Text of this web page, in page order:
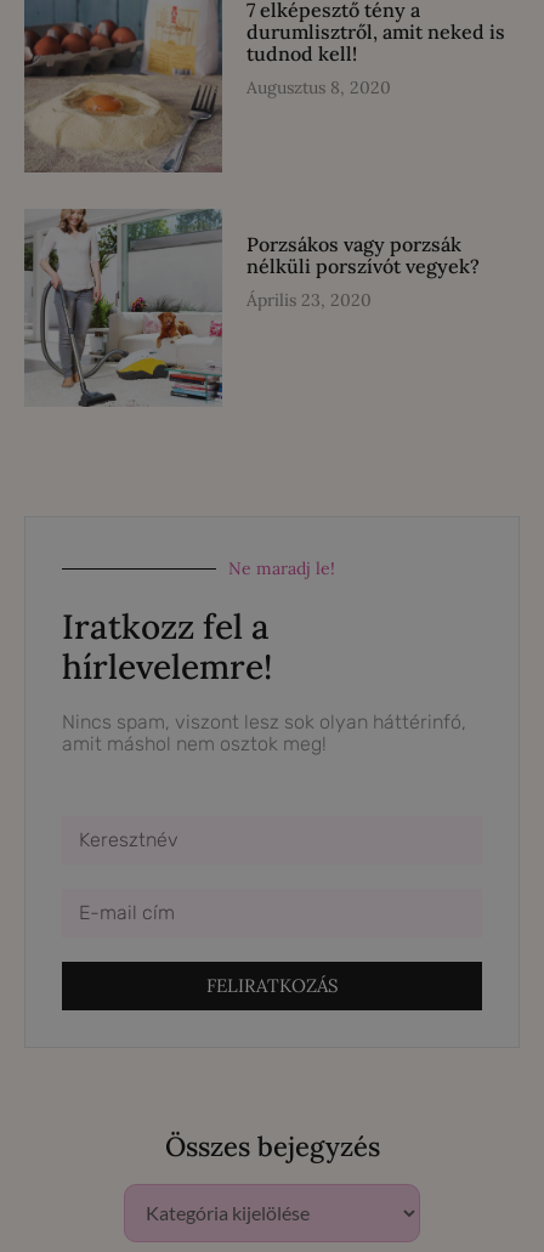
7 elképesztő tény a
durumlisztről, amit neked is
tudnod kell!
Augusztus 8, 2020
Porzsákos vagy porzsák
nélküli porszívót vegyek?
Április 23, 2020
Ne maradj le!
Iratkozz fel a
hírlevelemre!
Nincs spam, viszont lesz sok olyan háttérinfó,
amit máshol nem osztok meg!
FELIRATKOZÁS
Összes bejegyzés